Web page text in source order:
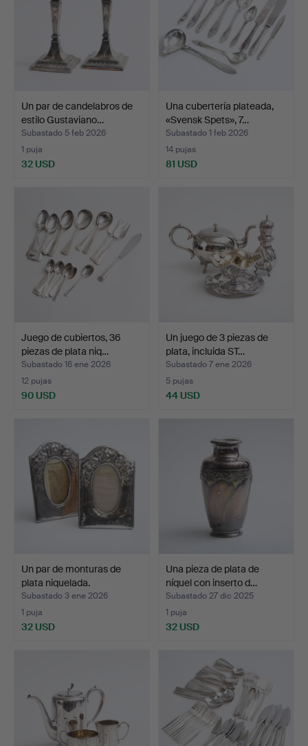
Un par de candelabros de
estilo Gustaviano…
Subastado 5 feb 2026
1 puja
32 USD
Una cubertería plateada,
«Svensk Spets», 7…
Subastado 1 feb 2026
14 pujas
81 USD
Juego de cubiertos, 36
piezas de plata niq…
Subastado 16 ene 2026
12 pujas
90 USD
Un juego de 3 piezas de
plata, incluida ST…
Subastado 7 ene 2026
5 pujas
44 USD
Un par de monturas de
plata niquelada.
Subastado 3 ene 2026
1 puja
32 USD
Una pieza de plata de
níquel con inserto d…
Subastado 27 dic 2025
1 puja
32 USD